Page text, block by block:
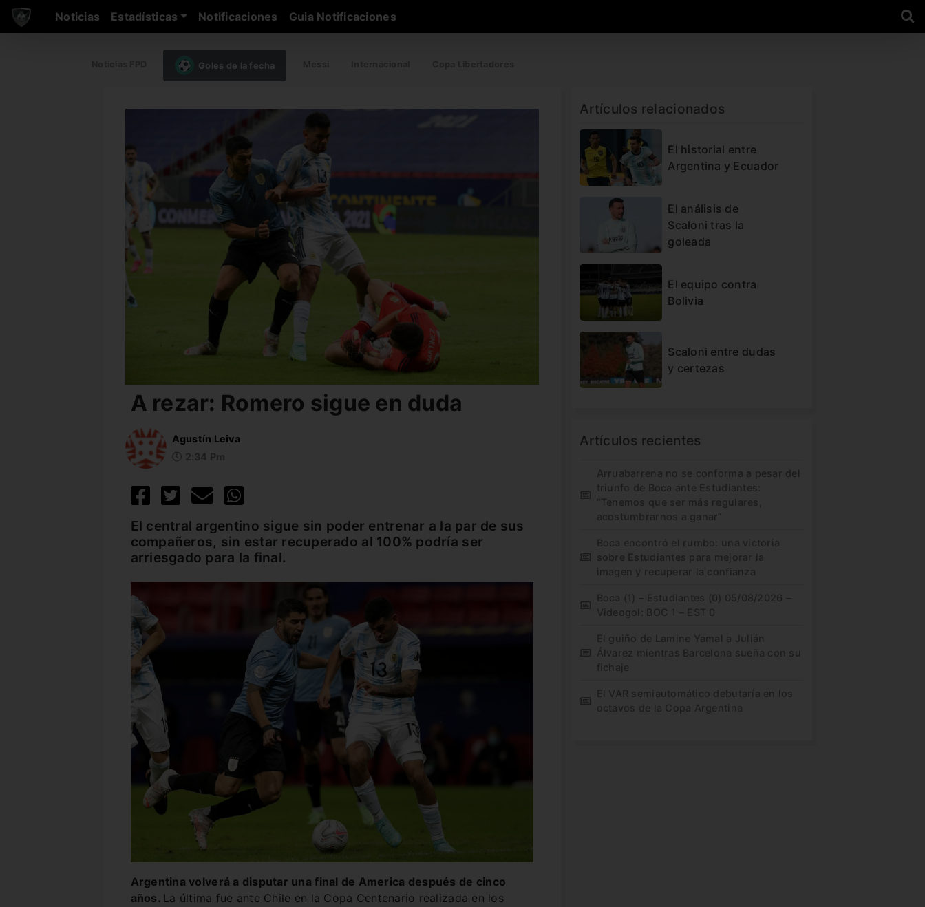
Noticias Estadísticas Notificaciones Guia Notificaciones
Goles de la fecha
A rezar: Romero sigue en duda
Agustín Leiva
El central argentino sigue sin poder entrenar a la par de sus
compañeros, sin estar recuperado al 100% podría ser
arriesgado para la final.
Argentina volverá a disputar una final de America después de cinco
años. La última fue ante Chile en la Copa Centenario realizada en los
Artículos relacionados
El historial entre
Argentina y Ecuador
El análisis de
Scaloni tras la
goleada
El equipo contra
Bolivia
Scaloni entre dudas
y certezas
Artículos recientes
Arruabarrena no se conforma a pesar del
triunfo de Boca ante Estudiantes:
“Tenemos que ser más regulares,
acostumbrarnos a ganar”
Boca encontró el rumbo: una victoria
sobre Estudiantes para mejorar la
imagen y recuperar la confianza
Boca (1) – Estudiantes (0) 05/08/2026 –
Videogol: BOC 1 – EST 0
El guiño de Lamine Yamal a Julián
Álvarez mientras Barcelona sueña con su
fichaje
El VAR semiautomático debutaría en los
octavos de la Copa Argentina